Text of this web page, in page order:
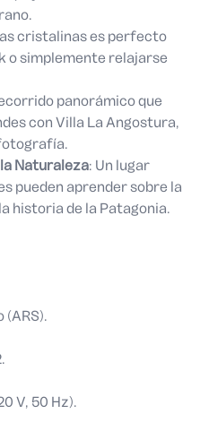
cristalinas es perfecto
o simplemente relajarse
panorámico que
con Villa La Angostura,
Naturaleza: Un lugar
pueden aprender sobre la
historia de la Patagonia.
(ARS).
V, 50 Hz).